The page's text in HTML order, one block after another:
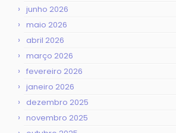
junho 2026
maio 2026
abril 2026
março 2026
fevereiro 2026
janeiro 2026
dezembro 2025
novembro 2025